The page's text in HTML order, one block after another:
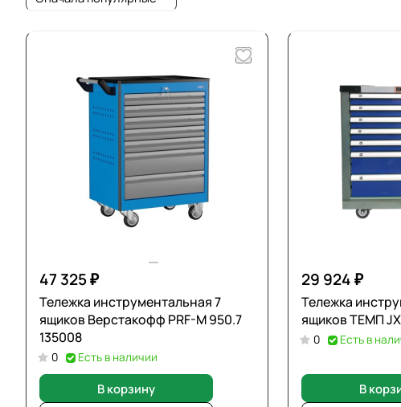
47 325 ₽
Тележка инструментальная 7
ящиков Верстакофф PRF-M 950.7
135008
0 Есть в наличии
В корзину
29 924 ₽
Тележка
ящиков ТЕМП
0 Есть в
В